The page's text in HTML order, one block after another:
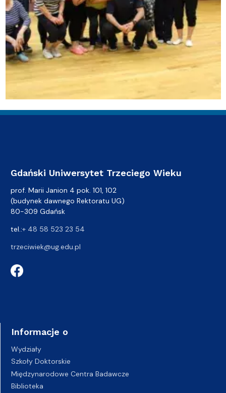
Gdański Uniwersytet Trzeciego Wieku
prof. Marii Janion 4 pok. 101, 102
(budynek dawnego Rektoratu UG)
80-309 Gdańsk
tel.:+ 48 58 523 23 54
trzeciwiek@ug.edu.pl
Informacje o
Wydziały
Szkoły Doktorskie
Międzynarodowe Centra Badawcze
Biblioteka